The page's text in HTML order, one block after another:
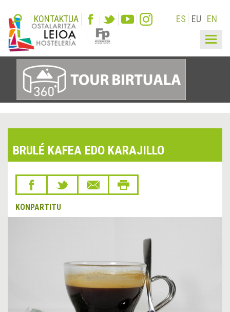
KONTAKTUA ES EU EN
BRULÉ KAFEA EDO KARAJILLO
KONPARTITU